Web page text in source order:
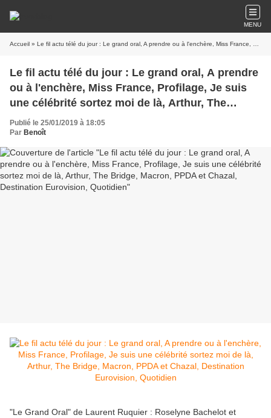
MENU
Accueil » Le fil actu télé du jour : Le grand oral, A prendre ou à l'enchère, Miss France, Profilage, Je suis une célébrité sortez moi de là, Arthur, The Bridge, Macron, PPDA et Chazal, Destination Eurovision, Quotidien
Le fil actu télé du jour : Le grand oral, A prendre
ou à l'enchère, Miss France, Profilage, Je suis
une célébrité sortez moi de là, Arthur, The
Bridge, Macron, PPDA et Chazal, Destination
Eurovision, Quotidien
Publié le 25/01/2019 à 18:05
Par Benoît
"Le Grand Oral" de Laurent Ruquier : Roselyne Bachelot et